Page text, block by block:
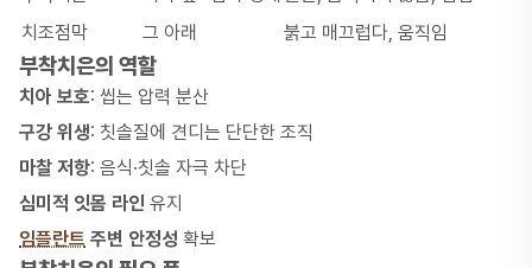
치조점막
그 아래 붉고 매끄럽다, 움직임
부착치은의 역할
치아 보호: 씹는 압력 분산
구강 위생: 칫솔질에 견디는 단단한 조직
마찰 저항: 음식·칫솔 자극 차단
심미적 잇몸 라인 유지
임플란트 주변 안정성 확보